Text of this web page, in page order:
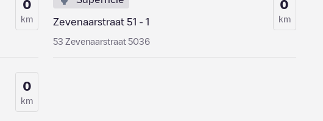
0
km Zevenaarstraat 51 - 1
53 Zevenaarstraat 5036
0
km
0
km